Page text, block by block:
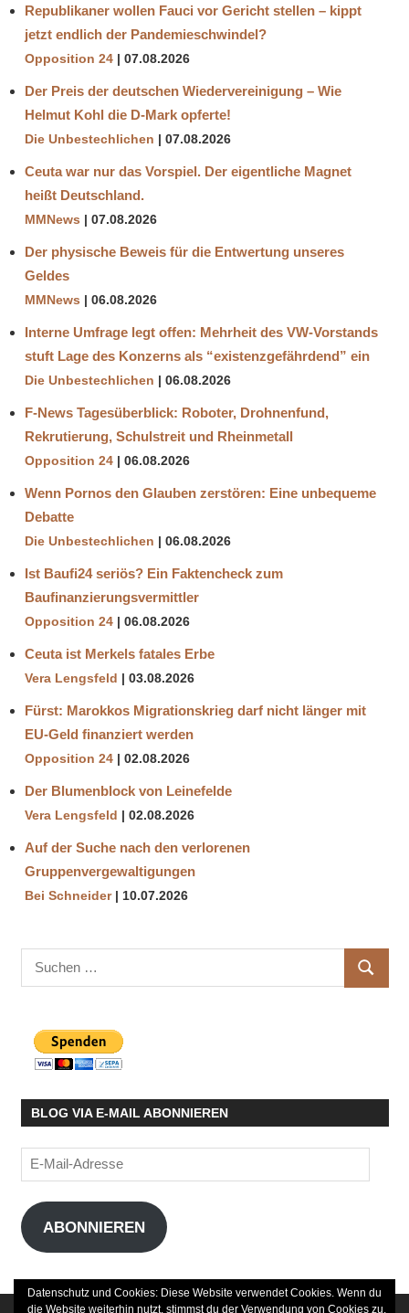
Republikaner wollen Fauci vor Gericht stellen – kippt
jetzt endlich der Pandemieschwindel?
Opposition 24 07.08.2026
Der Preis der deutschen Wiedervereinigung – Wie
Helmut Kohl die D‑Mark opferte!
Die Unbestechlichen 07.08.2026
Ceuta war nur das Vorspiel. Der eigentliche Magnet
heißt Deutschland.
MMNews 07.08.2026
Der physische Beweis für die Entwertung unseres
Geldes
MMNews 06.08.2026
Interne Umfrage legt offen: Mehrheit des VW-Vorstands
stuft Lage des Konzerns als “existenzgefährdend” ein
Die Unbestechlichen 06.08.2026
F-News Tagesüberblick: Roboter, Drohnenfund,
Rekrutierung, Schulstreit und Rheinmetall
Opposition 24 06.08.2026
Wenn Pornos den Glauben zerstören: Eine unbequeme
Debatte
Die Unbestechlichen 06.08.2026
Ist Baufi24 seriös? Ein Faktencheck zum
Baufinanzierungsvermittler
Opposition 24 06.08.2026
Ceuta ist Merkels fatales Erbe
Vera Lengsfeld 03.08.2026
Fürst: Marokkos Migrationskrieg darf nicht länger mit
EU-Geld finanziert werden
Opposition 24 02.08.2026
Der Blumenblock von Leinefelde
Vera Lengsfeld 02.08.2026
Auf der Suche nach den verlorenen
Gruppenvergewaltigungen
Bei Schneider 10.07.2026
Suchen
nach:
SUCHEN
BLOG VIA E-MAIL ABONNIEREN
E-
Mail-
Adresse
ABONNIEREN
Datenschutz und Cookies: Diese Website verwendet Cookies. Wenn du
die Website weiterhin nutzt, stimmst du der Verwendung von Cookies zu.